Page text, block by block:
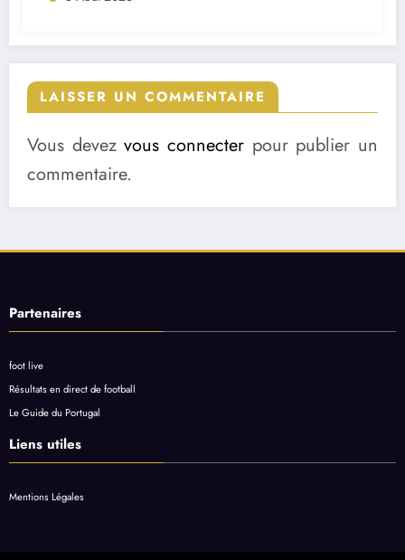
LAISSER UN COMMENTAIRE
Vous devezvous connecter pour publier un
commentaire.
Partenaires
foot live
Résultats en direct de football
Le Guide du Portugal
Liens utiles
Mentions Légales